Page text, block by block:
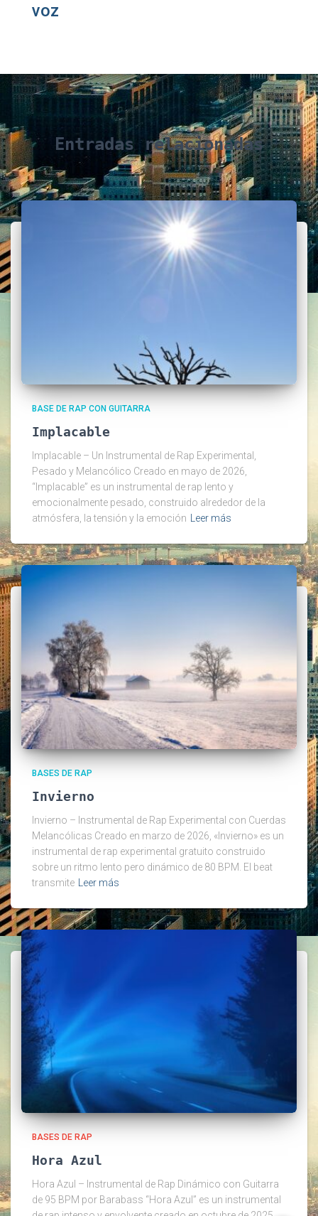
voz
Entradas relacionadas
BASE DE RAP CON GUITARRA
Implacable
Implacable – Un Instrumental de Rap Experimental,
Pesado y Melancólico Creado en mayo de 2026,
“Implacable” es un instrumental de rap lento y
emocionalmente pesado, construido alrededor de la
atmósfera, la tensión y la emoción
Leer más
BASES DE RAP
Invierno
Invierno – Instrumental de Rap Experimental con Cuerdas
Melancólicas Creado en marzo de 2026, «Invierno» es un
instrumental de rap experimental gratuito construido
sobre un ritmo lento pero dinámico de 80 BPM. El beat
transmite
Leer más
BASES DE RAP
Hora Azul
Hora Azul – Instrumental de Rap Dinámico con Guitarra
de 95 BPM por Barabass “Hora Azul” es un instrumental